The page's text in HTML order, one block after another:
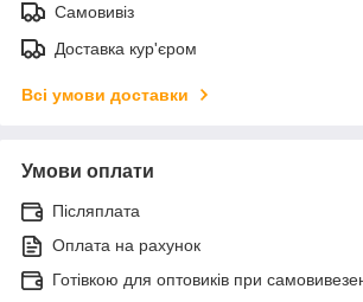
Самовивіз
Доставка кур'єром
Всі умови доставки
Умови оплати
Післяплата
Оплата на рахунок
Готівкою для оптовиків при